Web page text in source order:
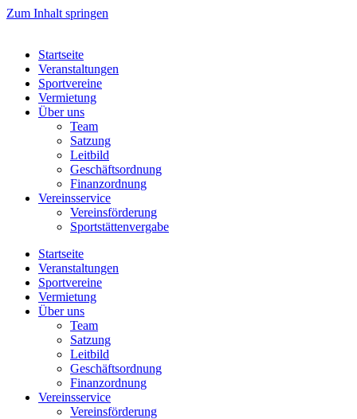
Zum Inhalt springen
Startseite
Veranstaltungen
Sportvereine
Vermietung
Über uns
Team
Satzung
Leitbild
Geschäftsordnung
Finanzordnung
Vereinsservice
Vereinsförderung
Sportstättenvergabe
Startseite
Veranstaltungen
Sportvereine
Vermietung
Über uns
Team
Satzung
Leitbild
Geschäftsordnung
Finanzordnung
Vereinsservice
Vereinsförderung